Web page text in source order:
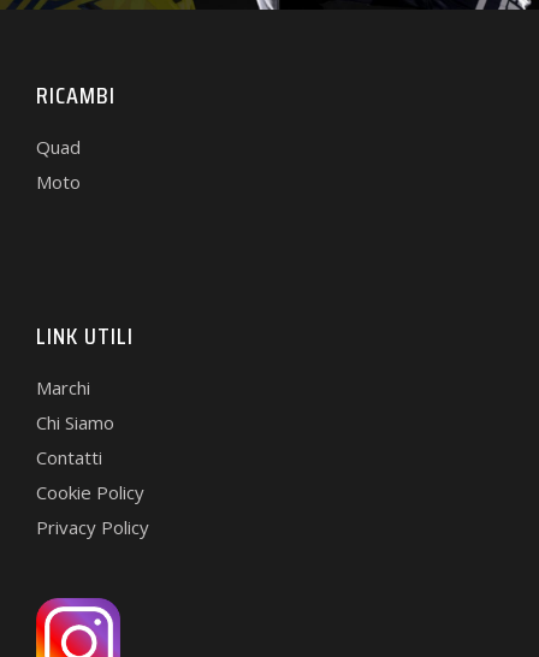
RICAMBI
Quad
Moto
LINK UTILI
Marchi
Chi Siamo
Contatti
Cookie Policy
Privacy Policy